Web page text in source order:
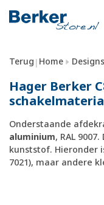
Terug | Home
Hager Berker
Onderstaande
aluminium, RAL
kunststof. Hieronder
7021), maar andere